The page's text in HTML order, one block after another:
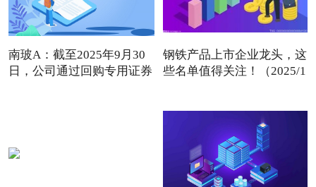
南玻A：截至2025年9月30
日，公司通过回购专用证券
钢铁产品上市企业龙头，这
些名单值得关注！（2025/1